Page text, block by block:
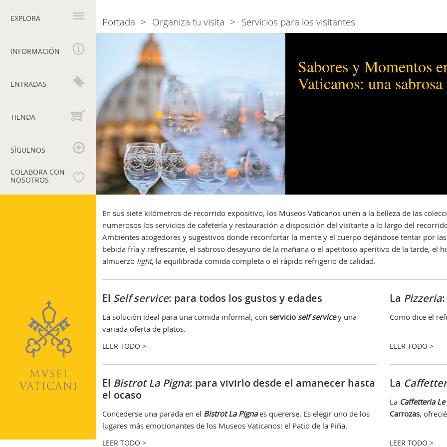
principal
EXPLORA
INFORMACIÓN
ENTRADAS
TIENDA
SÍGUENOS
COLABORA CON
NOSOTROS
Museos
Vaticanos:
una
sabrosa
pausa
Sabores y Momentos
Vaticanos: una sabrosa
En sus siete kilómetros de recorrido expositivo, los Museos Vaticanos unen a la belleza de las
numerosos los servicios de cafetería y restauración a disposición del visitante a lo largo del
Ambientes acogedores y sugestivos donde reconfortar la mente y el cuerpo dejándose tentar por
bebida fría y refrescante, el sabroso desayuno de la mañana o el apetitoso aperitivo de la tarde, el
almuerzo light, la equilibrada comida completa o el rápido refrigerio de calidad.
El Self service: para todos los gustos y edades
La solución ideal para una comida informal, con servicio self servicey una
variada oferta de platos.
LEER TODO >
El Bistrot La Pigna: para vivirlo desde el amanecer hasta
el ocaso
Concederse una parada en el Bistrot La Pignaes quererse. Es elegir uno de los
lugares más emocionantes de los Museos Vaticanos: el Patio de la Piña.
LEER TODO >
La Pizzeria:
Como dice el
LEER TODO >
La
La Caffetteria
Carrozas,
LEER TODO >
Breadcrumb
Portada Organiza tu visita Servicios para los visitantes